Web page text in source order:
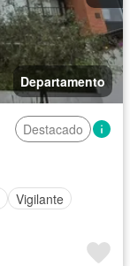
Departamento
Destacado
Vigilante